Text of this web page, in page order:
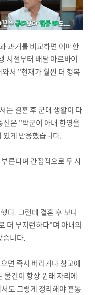
과거를 비교하면 어떠한
시절부터 배달 아르바이
서 "현재가 훨씬 더 행복
는 결혼 후 군대 생활이 다
은 "박군이 아내 한영을
게 반응했습니다.
른다며 간접적으로 두 사
다. 그런데 결혼 후 보니
더 부지런하다"며 아내의
습니다.
면 즉시 버리거나 창고에
물건이 항상 원래 자리에
도 그렇게 정리해야 혼동